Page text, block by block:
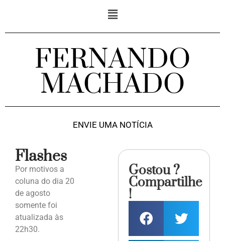
FERNANDO
MACHADO
ENVIE UMA NOTÍCIA
Flashes
Por motivos a
coluna do dia 20
de agosto
somente foi
atualizada às
22h30.
Gostou ?
Compartilhe
!